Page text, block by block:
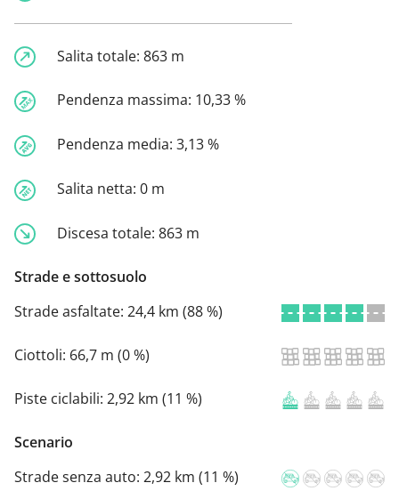
Salita totale: 863 m
Pendenza massima: 10,33 %
Pendenza media: 3,13 %
Salita netta: 0 m
Discesa totale: 863 m
Strade e sottosuolo
Strade asfaltate: 24,4 km (88 %)
Ciottoli: 66,7 m (0 %)
Piste ciclabili: 2,92 km (11 %)
Scenario
Strade senza auto: 2,92 km (11 %)